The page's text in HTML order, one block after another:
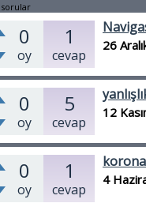
0
oy
1
cevap
26
0
oy
5
cevap
12
0
oy
1
cevap
4